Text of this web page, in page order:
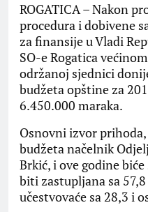
ROGATICA – Nakon
procedura i dobivene
za finansije u Vladi
SO-e Rogatica
održanoj sjednici
budžeta opštine za
6.450.000 maraka.
Osnovni izvor
budžeta načelnik
Brkić, i ove godine
biti zastupljana sa
učestvovaće sa 28,3 i